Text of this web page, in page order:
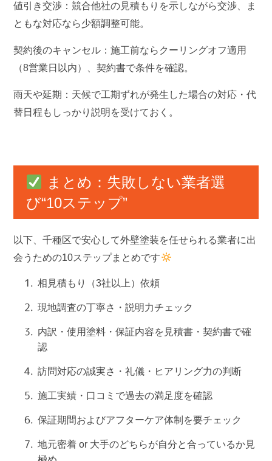
値引き交渉：競合他社の見積もりを示しながら交渉、ま
ともな対応なら少額調整可能。
契約後のキャンセル：施工前ならクーリングオフ適用
（8営業日以内）、契約書で条件を確認。
雨天や延期：天候で工期ずれが発生した場合の対応・代
替日程もしっかり説明を受けておく。
まとめ：失敗しない業者選
び“10ステップ”
以下、千種区で安心して外壁塗装を任せられる業者に出
会うための10ステップまとめです
相見積もり（3社以上）依頼
現地調査の丁寧さ・説明力チェック
内訳・使用塗料・保証内容を見積書・契約書で確
認
訪問対応の誠実さ・礼儀・ヒアリング力の判断
施工実績・口コミで過去の満足度を確認
保証期間およびアフターケア体制を要チェック
地元密着 or 大手のどちらが自分と合っているか見